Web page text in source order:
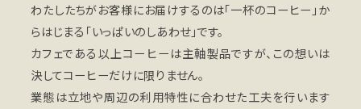
わたしたちがお客様にお届けするのは「一杯のコーヒー」か
らはじまる「いっぱいのしあわせ」です。
カフェである以上コーヒーは主軸製品ですが、この想いは
決してコーヒーだけに限りません。
業態は立地や周辺の利用特性に合わせた工夫を行います